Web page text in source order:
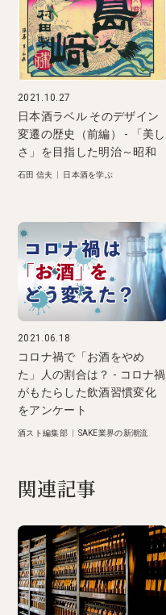
2021.10.27
日本酒ラベル そのデザイン
変遷の歴史（前編） - 「美し
さ」を目指した明治～昭和
石田 信夫 日本酒を学ぶ
2021.06.18
コロナ禍で「お酒をやめ
た」人の割合は？ - コロナ禍
がもたらした飲酒習慣変化
をアンケート
酒スト編集部| SAKE業界の新潮流
関連記事